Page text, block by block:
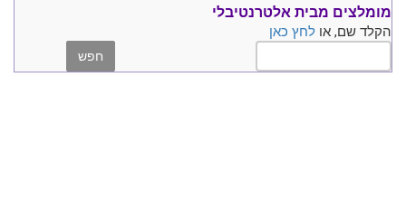
מומלצים מבית אלטרנטיבלי
הקלד שם, או לחץ כאן